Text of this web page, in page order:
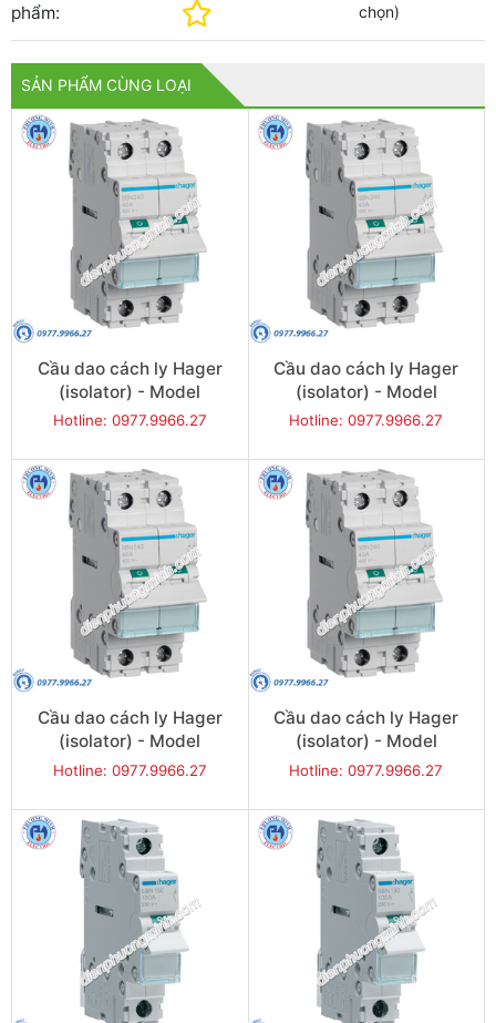
phẩm:
chọn)
SẢN PHẨM CÙNG LOẠI
Cầu dao cách ly Hager
(isolator) - Model
SBN240
Hotline: 0977.9966.27
Cầu dao cách ly Hager
(isolator) - Model
SBN263
Hotline: 0977.9966.27
Cầu dao cách ly Hager
(isolator) - Model
SBN280
Hotline: 0977.9966.27
Cầu dao cách ly Hager
(isolator) - Model
SBN290
Hotline: 0977.9966.27